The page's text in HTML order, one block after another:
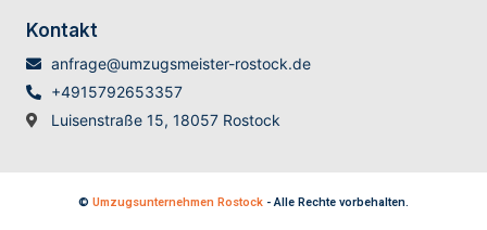
Kontakt
anfrage@umzugsmeister-rostock.de
+4915792653357
Luisenstraße 15, 18057 Rostock
© Umzugsunternehmen Rostock - Alle Rechte vorbehalten.